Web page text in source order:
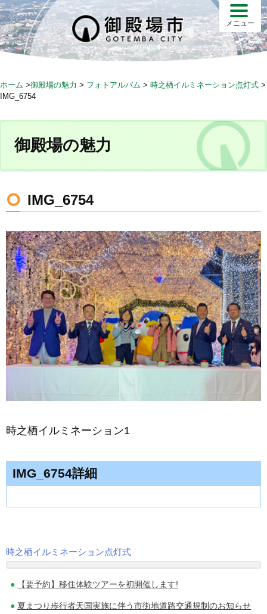
S
k
i
p
c
n
メニュー
ホーム >御殿場の魅力 > フォトアルバム > 時之栖イルミネーション点灯式 >
IMG_6754
御殿場の魅力
IMG_6754
時之栖イルミネーション1
IMG_6754詳細
投
稿
ナ
時之栖イルミネーション点灯式
【要予約】移住体験ツアーを初開催します!
夏まつり歩行者天国実施に伴う市街地道路交通規制のお知らせ